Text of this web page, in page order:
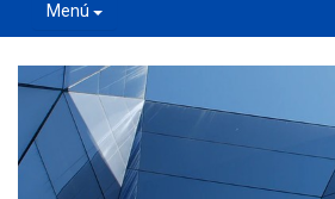
Menú